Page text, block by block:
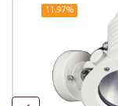
11.97%